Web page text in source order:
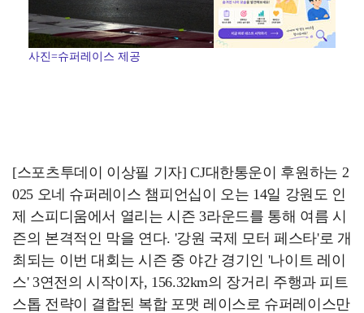
사진=슈퍼레이스 제공
[스포츠투데이 이상필 기자] CJ대한통운이 후원하는 2
025 오네 슈퍼레이스 챔피언십이 오는 14일 강원도 인
제 스피디움에서 열리는 시즌 3라운드를 통해 여름 시
즌의 본격적인 막을 연다. '강원 국제 모터 페스타'로 개
최되는 이번 대회는 시즌 중 야간 경기인 '나이트 레이
스' 3연전의 시작이자, 156.32km의 장거리 주행과 피트
스톱 전략이 결합된 복합 포맷 레이스로 슈퍼레이스만